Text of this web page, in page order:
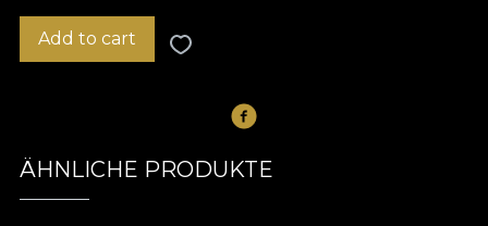
Add to cart
ÄHNLICHE PRODUKTE